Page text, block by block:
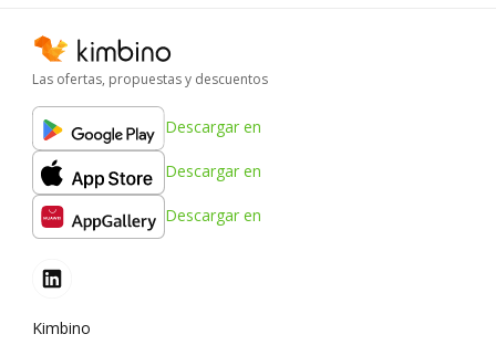
Las ofertas, propuestas y descuentos
Descargar en
Descargar en
Descargar en
Kimbino